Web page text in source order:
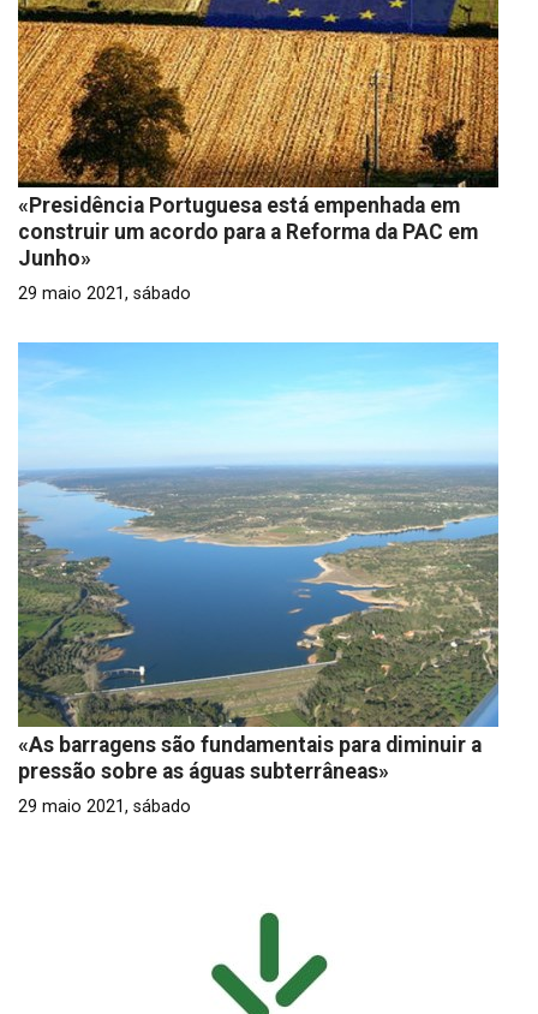
«Presidência Portuguesa está empenhada em
construir um acordo para a Reforma da PAC em
Junho»
29 maio 2021, sábado
«As barragens são fundamentais para diminuir a
pressão sobre as águas subterrâneas»
29 maio 2021, sábado